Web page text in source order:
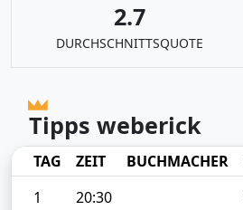
2.7
DURCHSCHNITTSQUOTE
Tipps weberick
TAG ZEIT BUCHMACHER
1
20:30